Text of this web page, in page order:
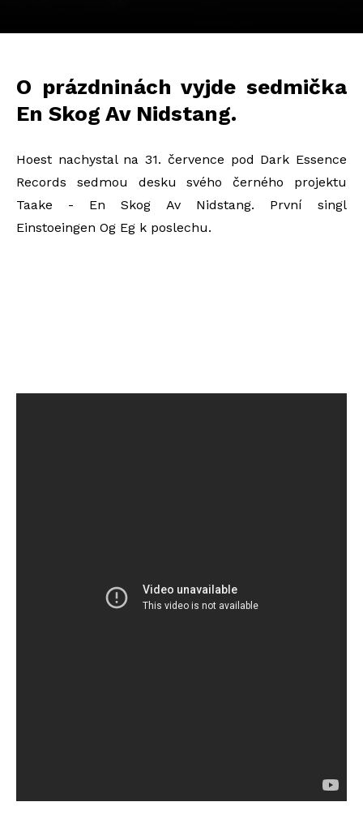
O prázdninách vyjde sedmička
En Skog Av Nidstang.
Hoest nachystal na 31. července pod Dark Essence
Records sedmou desku svého černého projektu
Taake - En Skog Av Nidstang. První singl
Einstoeingen Og Eg k poslechu.